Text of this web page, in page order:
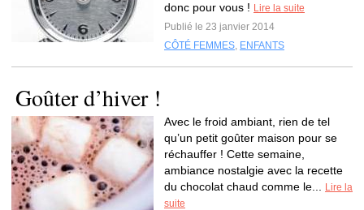
donc pour vous ! Lire la suite
Publié le 23 janvier 2014
CÔTÉ FEMMES, ENFANTS
Goûter d’hiver !
Avec le froid ambiant, rien de tel
qu’un petit goûter maison pour se
réchauffer ! Cette semaine,
ambiance nostalgie avec la recette
du chocolat chaud comme le...
Lire la
suite